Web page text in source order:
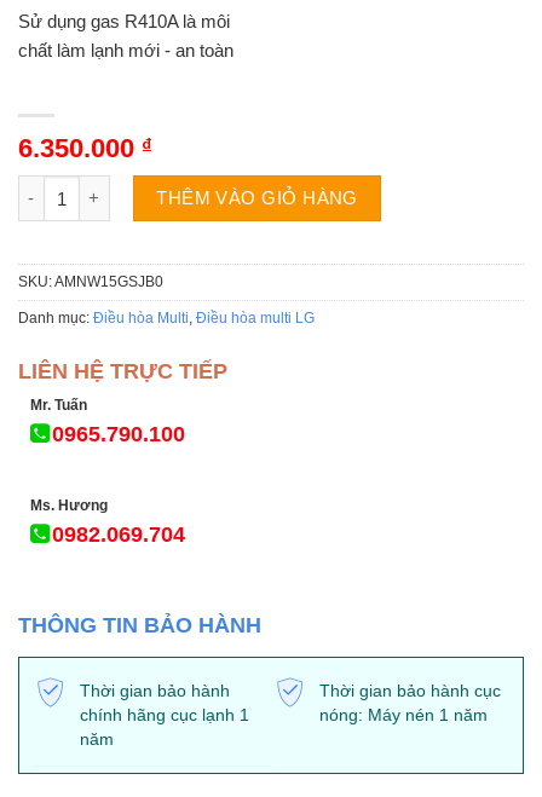
Sử dụng gas R410A là môi
chất làm lạnh mới - an toàn
6.350.000 ₫
Dàn lạnh điều hòa Multi LG AMNW15GSJB0 | 15000BTU 2
THÊM VÀO GIỎ HÀNG
SKU:AMNW15GSJB0
Danh mục: Điều hòa Multi, Điều hòa multi LG
LIÊN HỆ TRỰC TIẾP
Mr. Tuấn
0965.790.100
Ms. Hương
0982.069.704
THÔNG TIN BẢO HÀNH
Thời gian bảo hành
chính hãng cục lạnh 1
năm
Thời gian bảo hành cục
nóng: Máy nén 1 năm